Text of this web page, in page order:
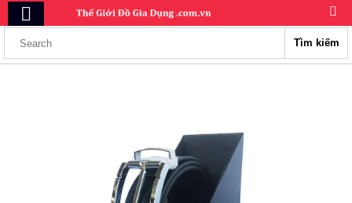
Tìm kiếm